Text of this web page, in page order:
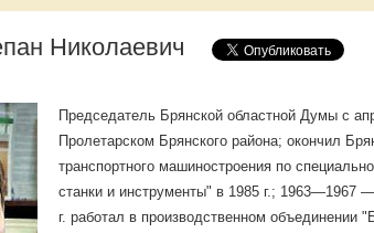
Николаевич
Председатель Брянской областной Думы с
Пролетарском Брянского района; окончил
транспортного машиностроения по
станки и инструменты" в 1985 г.; 1963—1967
г. работал в производственном